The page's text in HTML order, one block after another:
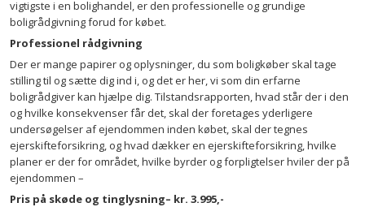
vigtigste i en bolighandel, er den professionelle og grundige
boligrådgivning forud for købet.
Professionel rådgivning
Der er mange papirer og oplysninger, du som boligkøber skal tage
stilling til og sætte dig ind i, og det er her, vi som din erfarne
boligrådgiver kan hjælpe dig. Tilstandsrapporten, hvad står der i den
og hvilke konsekvenser får det, skal der foretages yderligere
undersøgelser af ejendommen inden købet, skal der tegnes
ejerskifteforsikring, og hvad dækker en ejerskifteforsikring, hvilke
planer er der for området, hvilke byrder og forpligtelser hviler der på
ejendommen –
Pris på skøde og tinglysning– kr. 3.995,-